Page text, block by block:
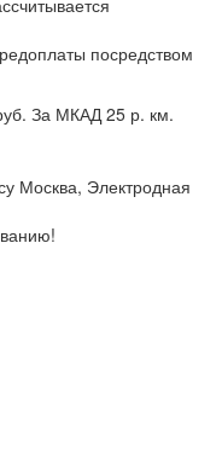
посредством
За МКАД 25 р. км.
Москва, Электродная